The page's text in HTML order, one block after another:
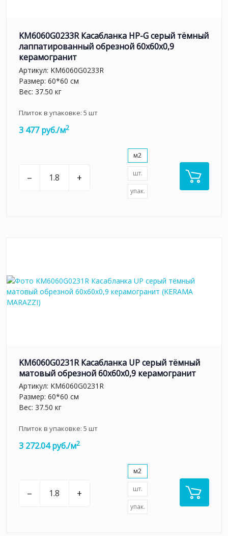
KM6060G0233R Касабланка HP-G серый тёмный
лаппатированный обрезной 60x60x0,9
керамогранит
Артикул: KM6060G0233R
Размер: 60*60 см
Вес: 37.50 кг
Плиток в упаковке: 5 шт
3 477 руб./м2
– +
м2
шт.
упак.
KM6060G0231R Касабланка UP серый тёмный
матовый обрезной 60x60x0,9 керамогранит
Артикул: KM6060G0231R
Размер: 60*60 см
Вес: 37.50 кг
Плиток в упаковке: 5 шт
3 272.04 руб./м2
– +
м2
шт.
упак.